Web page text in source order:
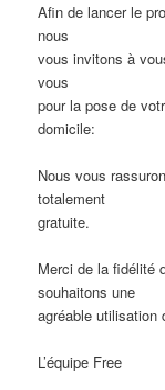
Afin de lancer le
nous
vous invitons à
vous
pour la pose de
domicile:
Nous vous
totalement
gratuite.
Merci de la fidélité
souhaitons une
agréable utilisation
L’équipe Free